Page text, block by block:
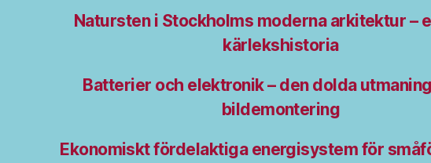
Natursten i Stockholms moderna arkitektur –
kärlekshistoria
Batterier och elektronik – den dolda
bildemontering
Ekonomiskt fördelaktiga energisystem för